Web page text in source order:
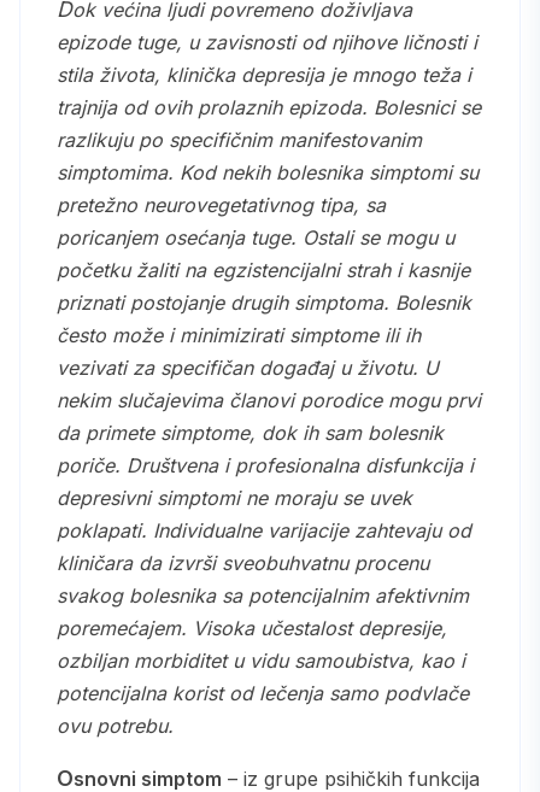
Dok većina ljudi povremeno doživljava
epizode tuge, u zavisnosti od njihove ličnosti i
stila života, klinička depresija je mnogo teža i
trajnija od ovih prolaznih epizoda. Bolesnici se
razlikuju po specifičnim manifestovanim
simptomima. Kod nekih bolesnika simptomi su
pretežno neurovegetativnog tipa, sa
poricanjem osećanja tuge. Ostali se mogu u
početku žaliti na egzistencijalni strah i kasnije
priznati postojanje drugih simptoma. Bolesnik
često može i minimizirati simptome ili ih
vezivati za specifičan događaj u životu. U
nekim slučajevima članovi porodice mogu prvi
da primete simptome, dok ih sam bolesnik
poriče. Društvena i profesionalna disfunkcija i
depresivni simptomi ne moraju se uvek
poklapati. Individualne varijacije zahtevaju od
kliničara da izvrši sveobuhvatnu procenu
svakog bolesnika sa potencijalnim afektivnim
poremećajem. Visoka učestalost depresije,
ozbiljan morbiditet u vidu samoubistva, kao i
potencijalna korist od lečenja samo podvlače
ovu potrebu.
Osnovni simptom – iz grupe psihičkih funkcija